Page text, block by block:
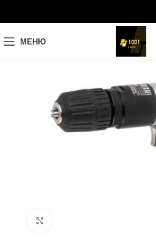
МЕНЮ